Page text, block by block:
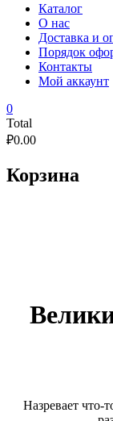
Каталог
О нас
Доставка и
Порядок
Контакты
Мой аккаунт
0
Total
₽0.00
Корзина
Назревает что-